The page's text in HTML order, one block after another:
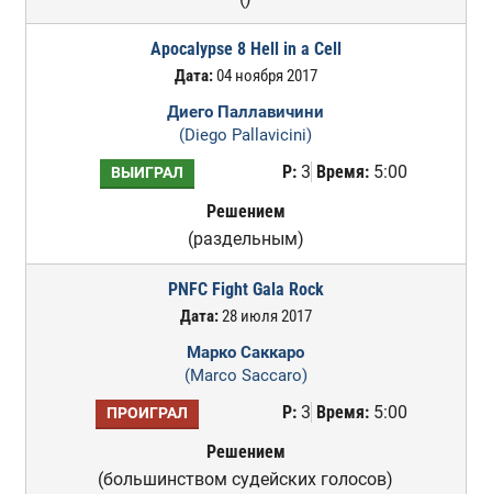
Apocalypse 8 Hell in a Cell
Дата:04 ноября 2017
Диего Паллавичини
(Diego Pallavicini)
ВЫИГРАЛ Р:3 Время:5:00
Решением
(раздельным)
PNFC Fight Gala Rock
Дата:28 июля 2017
Марко Саккаро
(Marco Saccaro)
ПРОИГРАЛ Р:3 Время:5:00
Решением
(большинством судейских голосов)